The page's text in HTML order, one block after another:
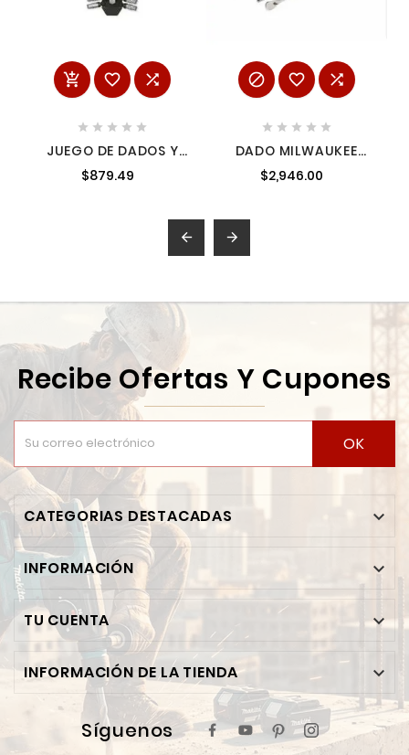
  
    
JUEGO DE DADOS Y
ACCESORIOS
CUADRO DE 3/8"
$879.49
  
    
DADO MILWAUKEE
48229408 RATCHET Y
SAE DE 38IN JUEGO DE
$2,946.00
 
Recibe Ofertas Y Cupones
OK
CATEGORIAS DESTACADAS 
INFORMACIÓN 
TU CUENTA 
INFORMACIÓN DE LA TIENDA 
Síguenos